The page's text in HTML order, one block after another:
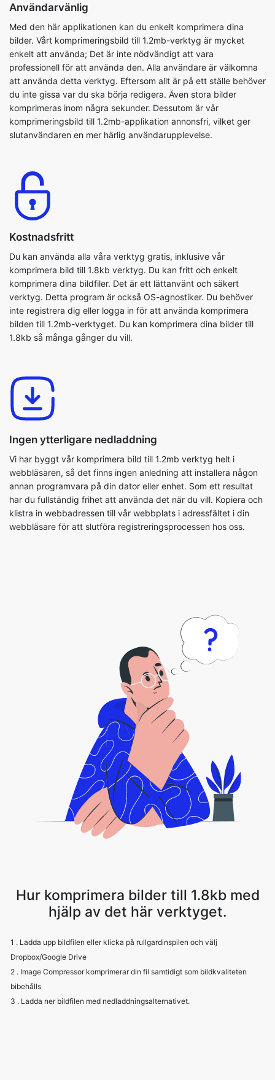
enkelt att använda; Det är inte nödvändigt att vara
att använda detta verktyg. Eftersom allt är på ett ställe behöver
du inte gissa var du ska börja redigera. Även stora bilder
komprimeras inom några sekunder. Dessutom är vår
komprimeringsbild till 1.2mb-applikation annonsfri, vilket ger
slutanvändaren en mer härlig användarupplevelse.
Kostnadsfritt
Du kan använda alla våra verktyg gratis, inklusive vår
komprimera bild till 1.8kb verktyg. Du kan fritt och enkelt
komprimera dina bildfiler. Det är ett lättanvänt och säkert
inte registrera dig eller logga in för att använda komprimera
bilden till 1.2mb-verktyget. Du kan komprimera dina bilder till
1.8kb så många gånger du vill.
Ingen ytterligare nedladdning
Vi har byggt vår komprimera bild till 1.2mb verktyg helt i
annan programvara på din dator eller enhet. Som ett resultat
klistra in webbadressen till vår webbplats i adressfältet i din
webbläsare för att slutföra registreringsprocessen hos oss.
1 . Ladda upp bildfilen eller klicka på rullgardinspilen och välj
Dropbox/Google Drive
bibehålls
3 . Ladda ner bildfilen med nedladdningsalternativet.